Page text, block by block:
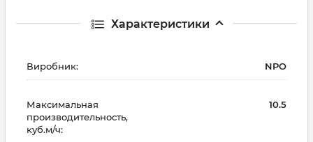
Характеристики
Виробник: NPO
Максимальная
производительность,
куб.м/ч:
10.5